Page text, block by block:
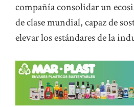
compañía consolidar un
de clase mundial, capaz de
elevar los estándares de la